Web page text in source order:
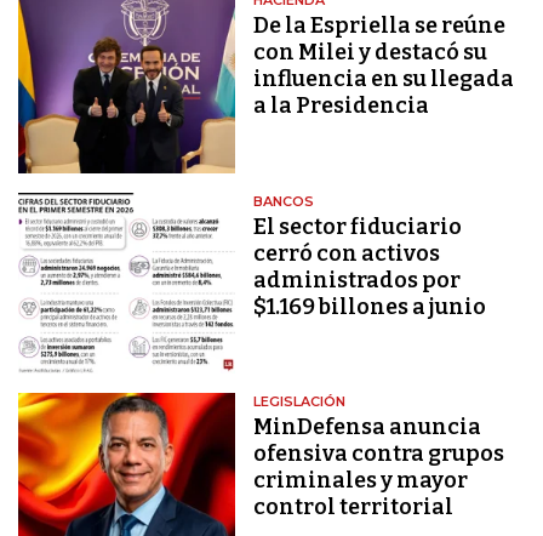
De la Espriella se reúne
con Milei y destacó su
influencia en su llegada
a la Presidencia
BANCOS
El sector fiduciario
cerró con activos
administrados por
$1.169 billones a junio
LEGISLACIÓN
MinDefensa anuncia
ofensiva contra grupos
criminales y mayor
control territorial